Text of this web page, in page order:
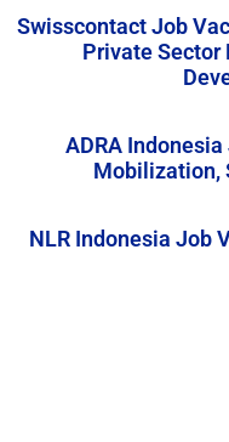
Swisscontact Job
Private Sector
ADRA
Mobilization,
NLR Indonesia Job